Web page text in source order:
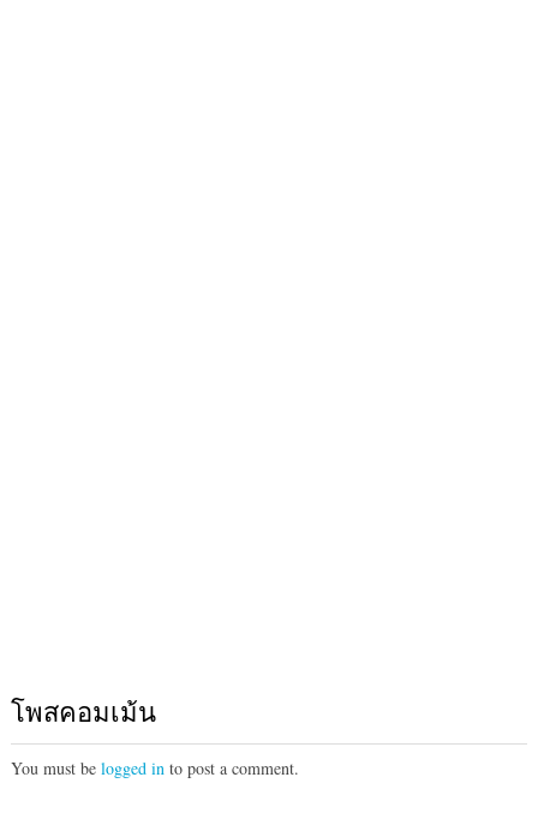
โพสคอมเม้น
You must be logged in to post a comment.